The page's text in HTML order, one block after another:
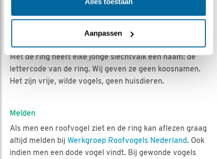
Aanpassen
Met de ring heeft elke jonge slechtvalk een naam: de
lettercode van de ring. Wij geven ze geen koosnamen.
Het zijn vrije, wilde vogels, geen huisdieren.
Melden
Als men een roofvogel ziet en de ring kan aflezen graag
altijd melden bij Werkgroep Roofvogels Nederland. Ook
indien men een dode vogel vindt. Bij gewonde vogels